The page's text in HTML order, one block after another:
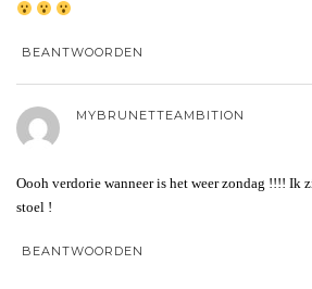
BEANTWOORDEN
MYBRUNETTEAMBITION
Oooh verdorie wanneer is het weer zondag !!!! Ik
stoel !
BEANTWOORDEN